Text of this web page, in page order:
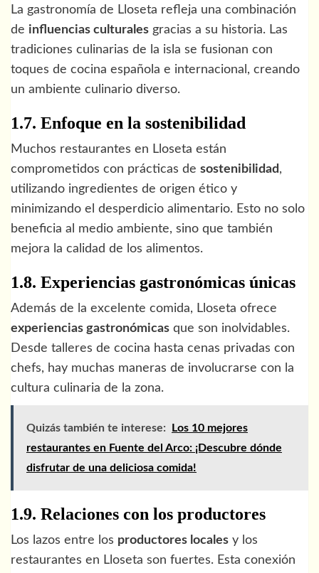
La gastronomía de Lloseta refleja una combinación
de influencias culturales gracias a su historia. Las
tradiciones culinarias de la isla se fusionan con
toques de cocina española e internacional, creando
un ambiente culinario diverso.
1.7. Enfoque en la sostenibilidad
Muchos restaurantes en Lloseta están
comprometidos con prácticas de sostenibilidad,
utilizando ingredientes de origen ético y
minimizando el desperdicio alimentario. Esto no solo
beneficia al medio ambiente, sino que también
mejora la calidad de los alimentos.
1.8. Experiencias gastronómicas únicas
Además de la excelente comida, Lloseta ofrece
experiencias gastronómicas que son inolvidables.
Desde talleres de cocina hasta cenas privadas con
chefs, hay muchas maneras de involucrarse con la
cultura culinaria de la zona.
Quizás también te interese:
Los 10 mejores
restaurantes en Fuente del Arco: ¡Descubre dónde
disfrutar de una deliciosa comida!
1.9. Relaciones con los productores
Los lazos entre los productores locales y los
restaurantes en Lloseta son fuertes. Esta conexión